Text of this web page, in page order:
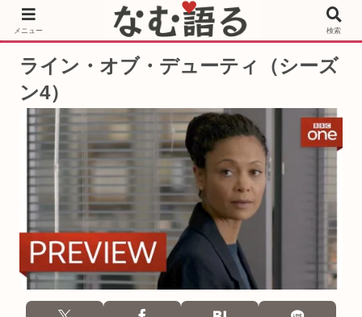
［PR］Prime Video もっと観るならサブスクリプション
ライン・オブ・デューティ（シーズ
ン4）
メニュー 検索